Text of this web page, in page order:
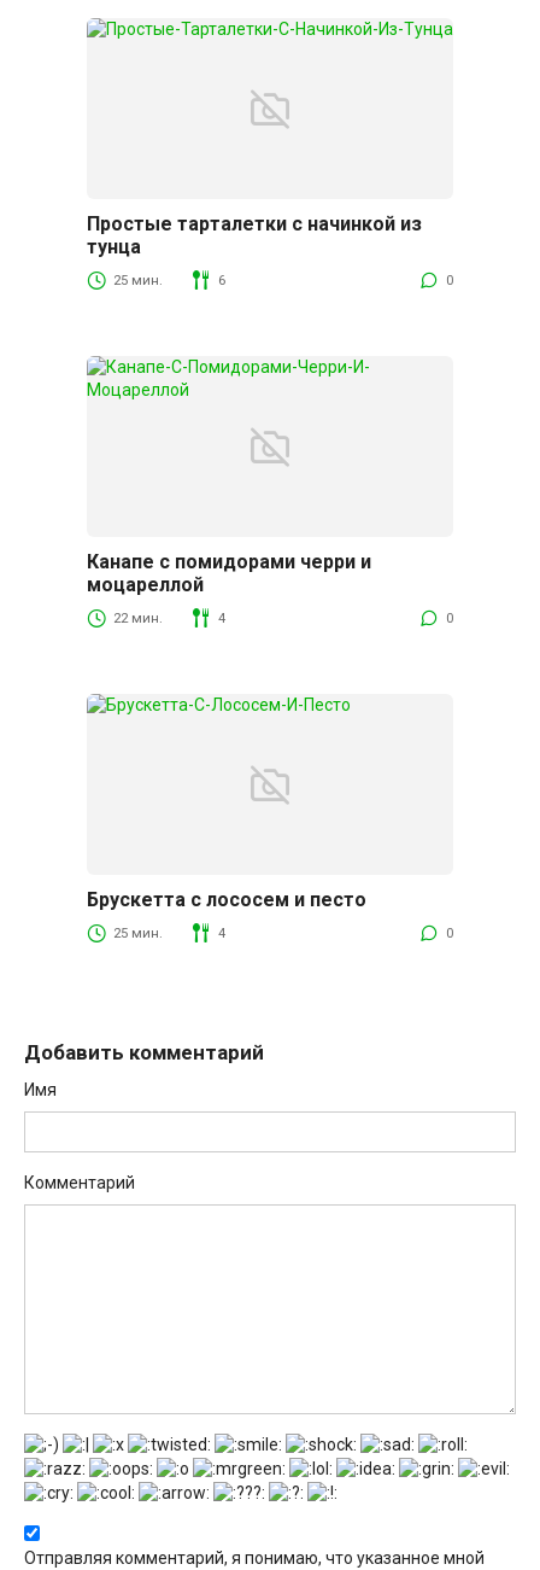
Простые тарталетки с начинкой из
тунца
25 мин. 6 0
Канапе с помидорами черри и
моцареллой
22 мин. 4 0
Брускетта с лососем и песто
25 мин. 4 0
Добавить комментарий
Имя
Комментарий
Отправляя комментарий, я понимаю, что указанное мной